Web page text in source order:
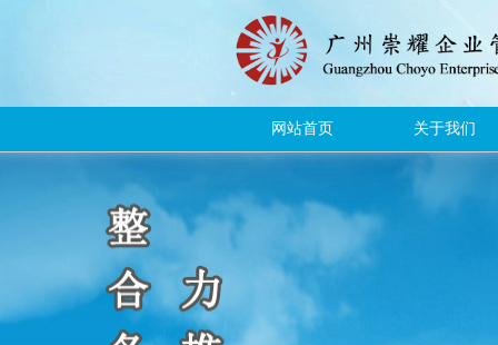
网站首页 关于我们